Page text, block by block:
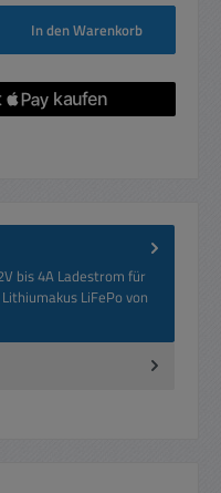
oder benutze die Schaltflächen um
In den Warenkorb
bis 4A Ladestrom für
LiFePo von